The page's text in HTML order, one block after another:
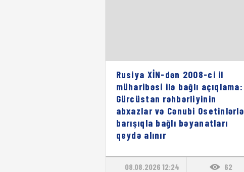
Rusiya XİN-dən 2008-ci il
müharibəsi ilə bağlı açıqlama:
Gürcüstan rəhbərliyinin
abxazlar və Cənubi Osetinlərlə
barışıqla bağlı bəyanatları
qeydə alınır
08.08.2026 12:24 62